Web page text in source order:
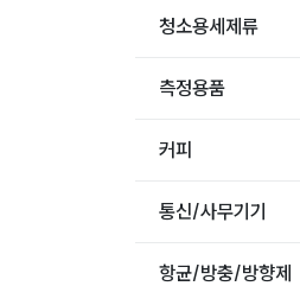
청소용세제류
측정용품
커피
통신/사무기기
항균/방충/방향제